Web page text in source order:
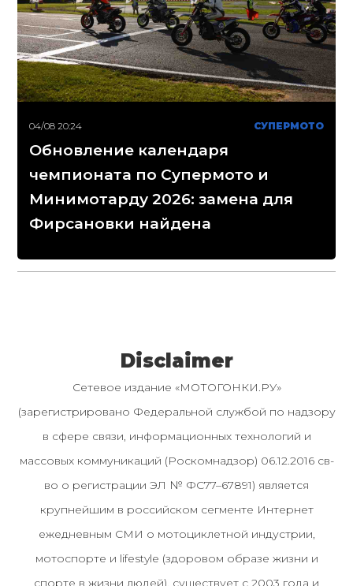
04/08 20:24 СУПЕРМОТО
Обновление календаря
чемпионата по Супермото и
Минимотарду 2026: замена для
Фирсановки найдена
Disclaimer
Сетевое издание «МОТОГОНКИ.РУ»
(зарегистрировано Федеральной службой по надзору
в сфере связи, информационных технологий и
массовых коммуникаций (Роскомнадзор) 06.12.2016 св-
во о регистрации ЭЛ № ФС77–67891) является
крупнейшим в российском сегменте Интернет
ежедневным СМИ о мотоциклетной индустрии,
мотоспорте и lifestyle (здоровом образе жизни и
спорте в жизни людей), существует с 2003 года и